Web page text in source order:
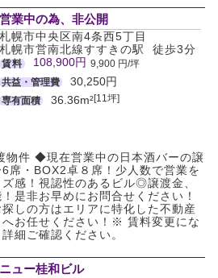
営業中の為、非公開
札幌市中央区南4条西5丁目
札幌市営南北線すすきの駅 徒歩3分
賃料 108,900円 9,900 円/坪
共益・管理費
30,250円
専有面積 36.36m²[11坪]
件 ◆現在営業中の日本酒バーの譲
席・BOX2卓８席！少人数で営業を
感！視認性のあるビル◎譲渡金、
是非お早めにお問合せください！
しの方はエリアに特化した不動産
へお任せください！※ 賃料変更にな
細ご確認ください。
ニュー桂和ビル